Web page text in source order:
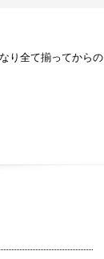
り全て揃ってからの